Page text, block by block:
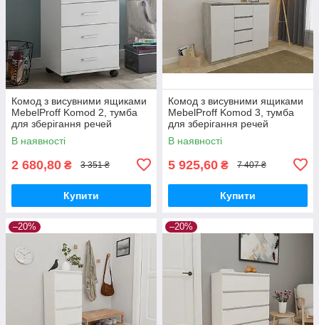
Комод з висувними ящиками
MebelProff Komod 2, тумба
для зберігання речей
В наявності
2 680,80 ₴ 3 351 ₴
Купити
Комод з висувними ящиками
MebelProff Komod 3, тумба
для зберігання речей
В наявності
5 925,60 ₴ 7 407 ₴
Купити
–20% –20%